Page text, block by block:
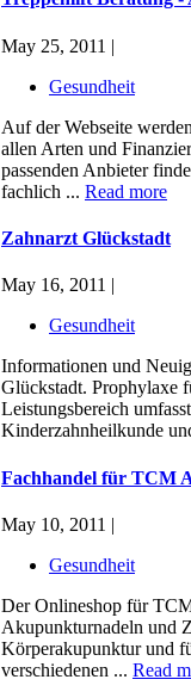
May 25, 2011 |
Gesundheit
Auf der Webseite
allen Arten und
passenden Anbieter
fachlich ... Read more
Zahnarzt Glückstadt
May 16, 2011 |
Gesundheit
Informationen und
Glückstadt. Prophylaxe
Leistungsbereich
Kinderzahnheilkunde
Fachhandel für TCM
May 10, 2011 |
Gesundheit
Der Onlineshop für
Akupunkturnadeln und
Körperakupunktur und
verschiedenen ... Read